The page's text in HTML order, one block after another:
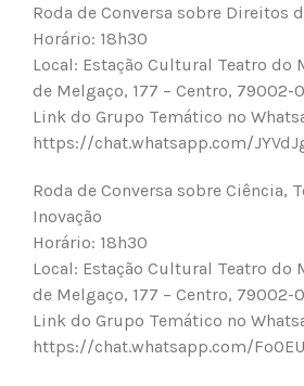
Roda de Conversa sobre Direitos
Horário: 18h30
Local: Estação Cultural Teatro do
de Melgaço, 177 – Centro, 79002-
Link do Grupo Temático no
https://chat.whatsapp.com/
Roda de Conversa sobre Ciência,
Inovação
Horário: 18h30
Local: Estação Cultural Teatro do
de Melgaço, 177 – Centro, 79002-
Link do Grupo Temático no
https://chat.whatsapp.com/